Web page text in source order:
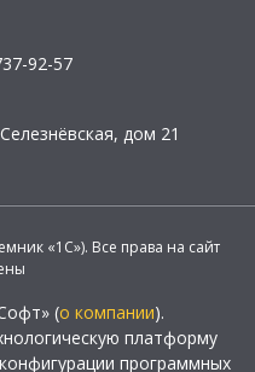
92-57
дом 21
«1С»). Все права на сайт
(о компании).
платформу
программных